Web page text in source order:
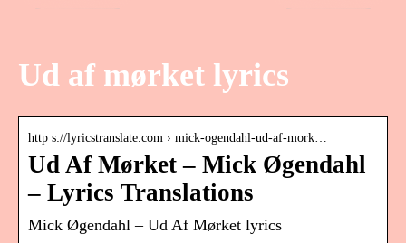
Ud af mørket lyrics
http s://lyricstranslate.com › mick-ogendahl-ud-af-mork…
Ud Af Mørket – Mick Øgendahl
– Lyrics Translations
Mick Øgendahl – Ud Af Mørket lyrics